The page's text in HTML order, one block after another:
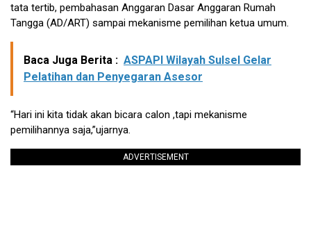
tata tertib, pembahasan Anggaran Dasar Anggaran Rumah
Tangga (AD/ART) sampai mekanisme pemilihan ketua umum.
Baca Juga Berita : ASPAPI Wilayah Sulsel Gelar
Pelatihan dan Penyegaran Asesor
“Hari ini kita tidak akan bicara calon ,tapi mekanisme
pemilihannya saja,”ujarnya.
ADVERTISEMENT